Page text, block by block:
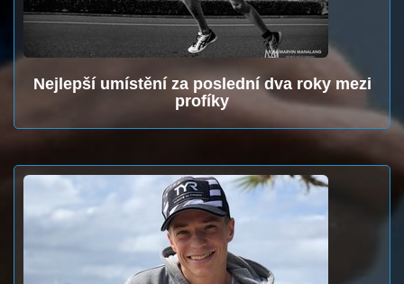
Nejlepší umístění za poslední dva roky mezi
profíky